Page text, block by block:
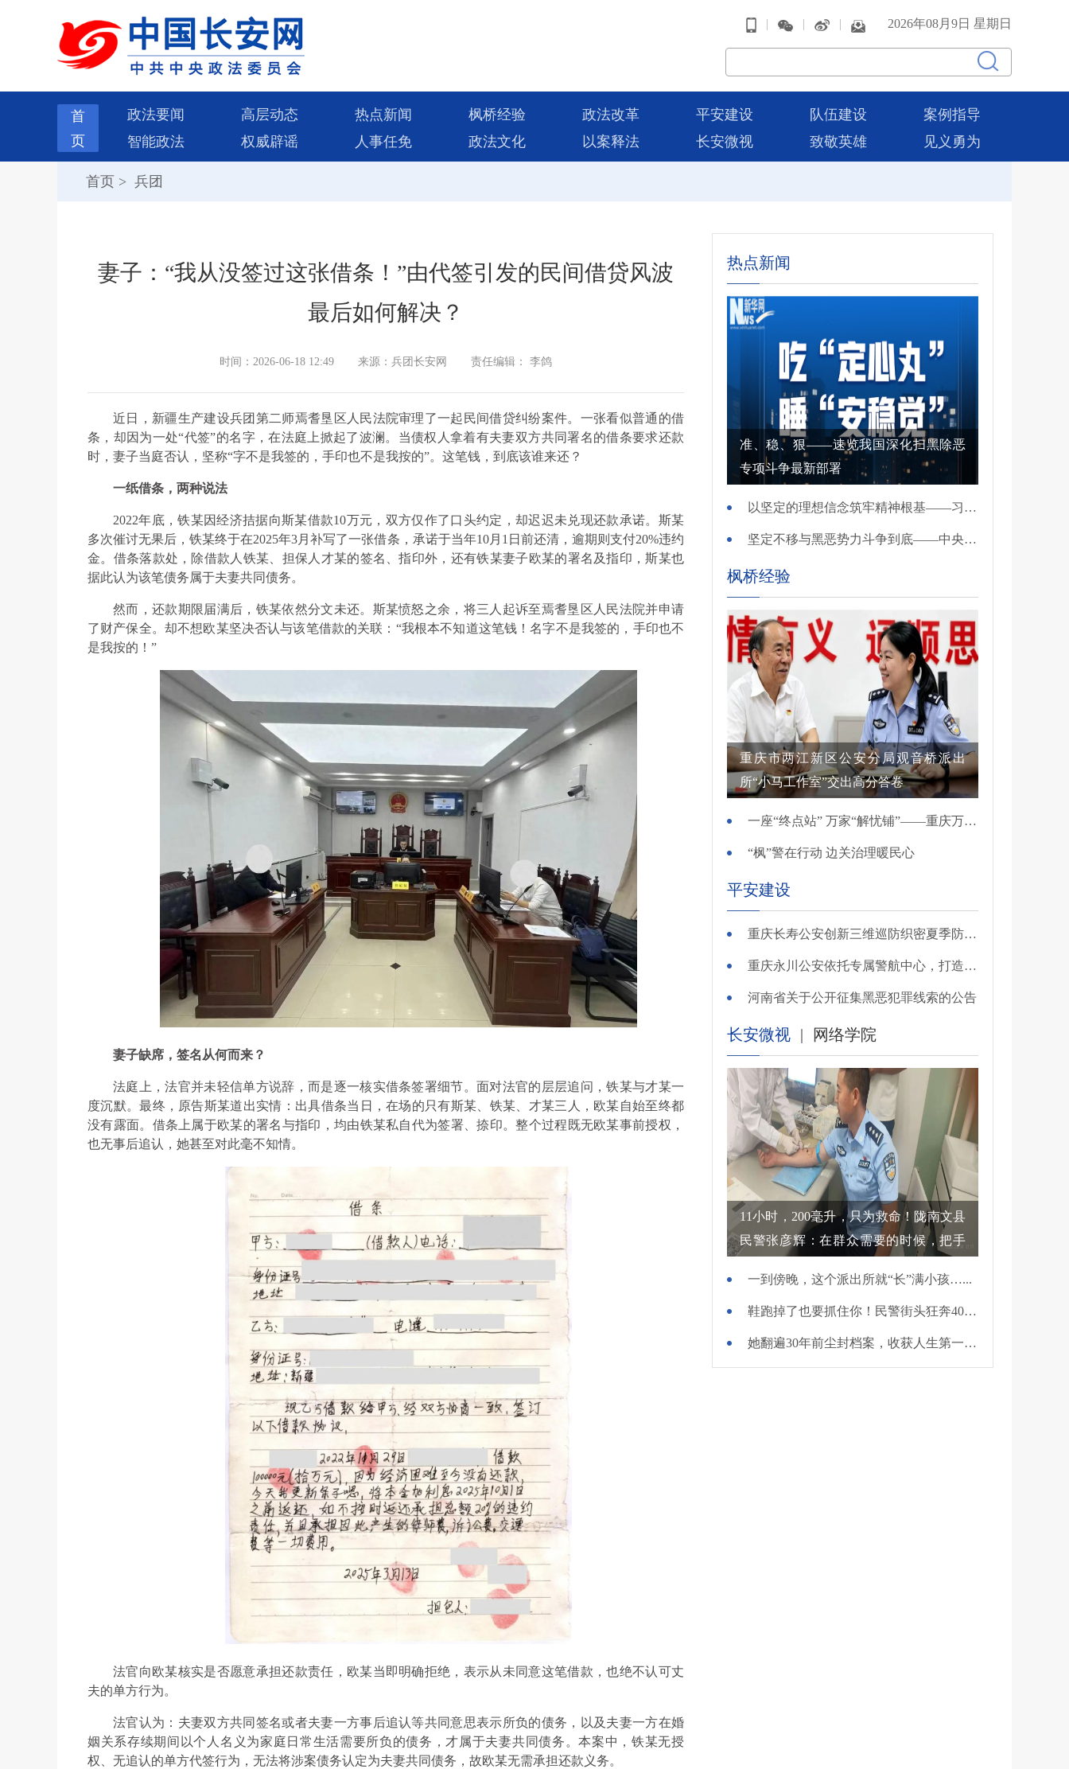
| | | 2026年08月9日 星期日
首
页
政法要闻 高层动态 热点新闻 枫桥经验 政法改革 平安建设 队伍建设
案例指导
智能政法
权威辟谣 人事任免 政法文化 以案释法 长安微视 致敬英雄 见义勇为
首页 > 兵团
妻子：“我从没签过这张借条！”由代签引发的民间借贷风波
最后如何解决？
时间：2026-06-18 12:49 来源：兵团长安网 责任编辑： 李鸽
近日，新疆生产建设兵团第二师焉耆垦区人民法院审理了一起民间借贷纠纷案件。一张看似普通的借
条，却因为一处“代签”的名字，在法庭上掀起了波澜。当债权人拿着有夫妻双方共同署名的借条要求还款
时，妻子当庭否认，坚称“字不是我签的，手印也不是我按的”。这笔钱，到底该谁来还？
一纸借条，两种说法
2022年底，铁某因经济拮据向斯某借款10万元，双方仅作了口头约定，却迟迟未兑现还款承诺。斯某
多次催讨无果后，铁某终于在2025年3月补写了一张借条，承诺于当年10月1日前还清，逾期则支付20%违约
金。借条落款处，除借款人铁某、担保人才某的签名、指印外，还有铁某妻子欧某的署名及指印，斯某也
据此认为该笔债务属于夫妻共同债务。
然而，还款期限届满后，铁某依然分文未还。斯某愤怒之余，将三人起诉至焉耆垦区人民法院并申请
了财产保全。却不想欧某坚决否认与该笔借款的关联：“我根本不知道这笔钱！名字不是我签的，手印也不
是我按的！”
妻子缺席，签名从何而来？
法庭上，法官并未轻信单方说辞，而是逐一核实借条签署细节。面对法官的层层追问，铁某与才某一
度沉默。最终，原告斯某道出实情：出具借条当日，在场的只有斯某、铁某、才某三人，欧某自始至终都
没有露面。借条上属于欧某的署名与指印，均由铁某私自代为签署、捺印。整个过程既无欧某事前授权，
也无事后追认，她甚至对此毫不知情。
法官向欧某核实是否愿意承担还款责任，欧某当即明确拒绝，表示从未同意这笔借款，也绝不认可丈
夫的单方行为。
法官认为：夫妻双方共同签名或者夫妻一方事后追认等共同意思表示所负的债务，以及夫妻一方在婚
姻关系存续期间以个人名义为家庭日常生活需要所负的债务，才属于夫妻共同债务。本案中，铁某无授
权、无追认的单方代签行为，无法将涉案债务认定为夫妻共同债务，故欧某无需承担还款义务。
热点新闻
准、稳、狠——速览我国深化扫黑除恶
专项斗争最新部署
以坚定的理想信念筑牢精神根基——习近平党建思想理论品格系列述评之一
坚定不移与黑恶势力斗争到底——中央政法委负责同志就开展深化扫黑除恶专项斗争有关问题答记者问
枫桥经验
重庆市两江新区公安分局观音桥派出
所“小马工作室”交出高分答卷
一座“终点站” 万家“解忧铺”——重庆万州综治中心基层治理创新实践观察
“枫”警在行动 边关治理暖民心
平安建设
重庆长寿公安创新三维巡防织密夏季防溺水安全网
重庆永川公安依托专属警航中心，打造“全域感知、智能研判”智慧警务模式
河南省关于公开征集黑恶犯罪线索的公告
长安微视 | 网络学院
11小时，200毫升，只为救命！陇南文县
民警张彦辉：在群众需要的时候，把手
一到傍晚，这个派出所就“长”满小孩…...
鞋跑掉了也要抓住你！民警街头狂奔400米擒贼
她翻遍30年前尘封档案，收获人生第一面锦旗